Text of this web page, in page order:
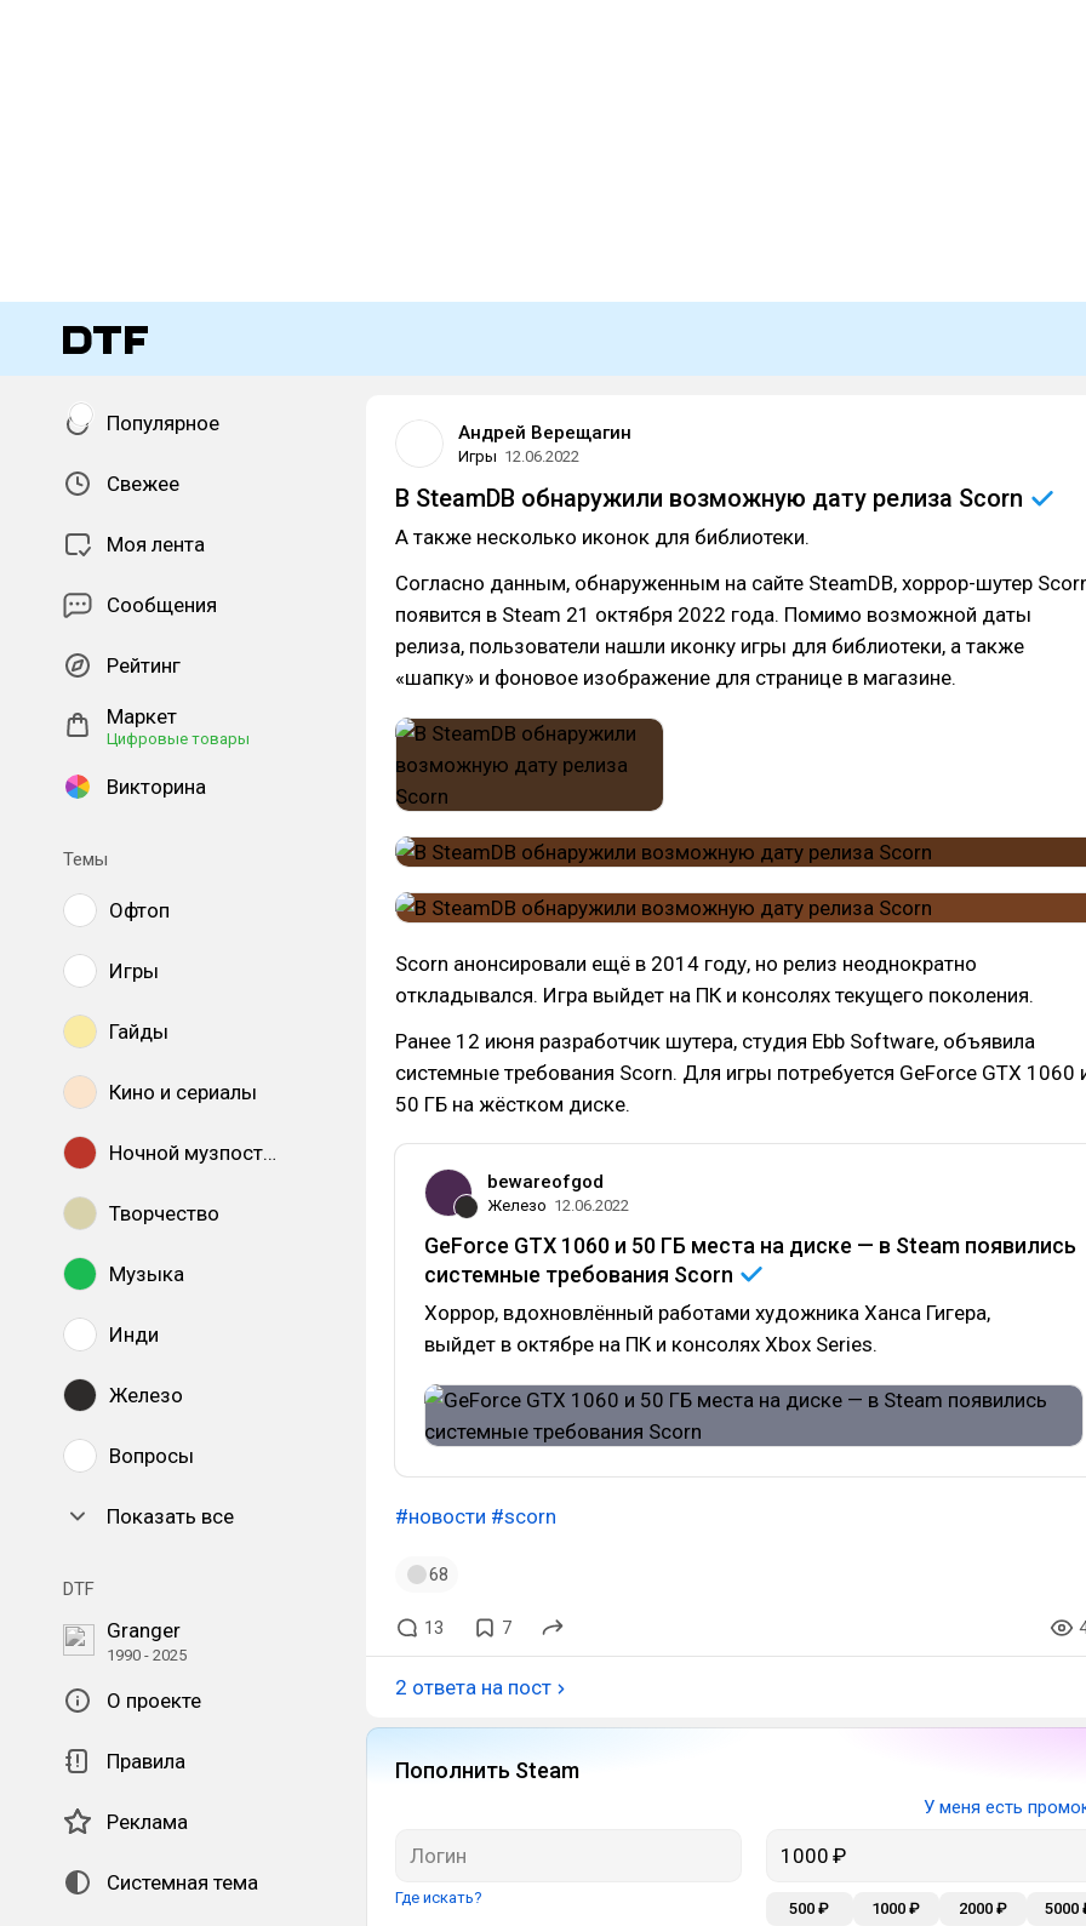
Популярное
Свежее
Моя лента
Сообщения
Рейтинг
Маркет
Цифровые товары
Викторина
Темы
Офтоп
Игры
Гайды
Кино и сериалы
Ночной музпостинг
Творчество
Музыка
Инди
Железо
Вопросы
Показать все
DTF
Granger
1990 - 2025
О проекте
Правила
Реклама
Системная тема
Андрей Верещагин
Игры 12.06.2022
В SteamDB обнаружили возможную дату релиза Scorn
А также несколько иконок для библиотеки.
Согласно данным, обнаруженным на сайте SteamDB, хоррор-шутер
появится в Steam 21 октября 2022 года. Помимо возможной даты
релиза, пользователи нашли иконку игры для библиотеки, а также
«шапку» и фоновое изображение для странице в магазине.
Scorn анонсировали ещё в 2014 году, но релиз неоднократно
откладывался. Игра выйдет на ПК и консолях текущего поколения.
Ранее 12 июня разработчик шутера, студия Ebb Software, объявила
системные требования Scorn. Для игры потребуется GeForce GTX 1060
50 ГБ на жёстком диске.
bewareofgod
Железо 12.06.2022
GeForce GTX 1060 и 50 ГБ места на диске — в Steam появились
системные требования Scorn
Хоррор, вдохновлённый работами художника Ханса Гигера,
выйдет в октябре на ПК и консолях Xbox Series.
#новости #scorn
68
13 7
2 ответа на пост
Пополнить Steam
У меня есть
Где искать?
500 ₽ 1000 ₽ 2000 ₽ 5000